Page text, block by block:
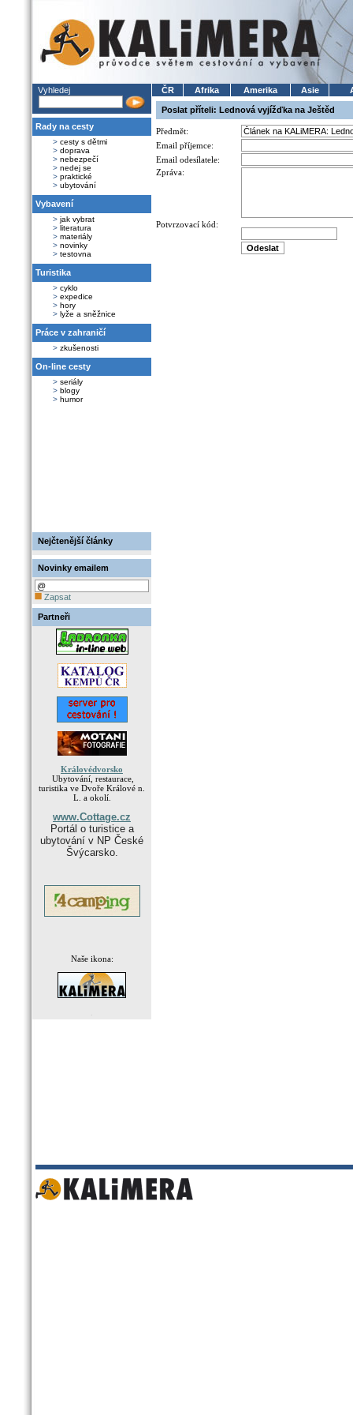
Vyhledej
Rady na cesty
> cesty s dětmi
> doprava
> nebezpečí
> nedej se
> praktické
> ubytování
Vybavení
> jak vybrat
> literatura
> materiály
> novinky
> testovna
Turistika
> cyklo
> expedice
> hory
> lyže a sněžnice
Práce v zahraničí
> zkušenosti
On-line cesty
> seriály
> blogy
> humor
Nejčtenější články
Novinky emailem
Zapsat
Partneři
Královédvorsko
Ubytování, restaurace,
turistika ve Dvoře Králové n.
L. a okolí.
www.Cottage.cz
Portál o turistice a
ubytování v NP České
Švýcarsko.
Naše ikona:
ČR Afrika Amerika Asie
Poslat příteli: Lednová vyjížďka na Ještěd
Předmět:
Email příjemce:
Email odesílatele:
Zpráva:
Potvrzovací kód: